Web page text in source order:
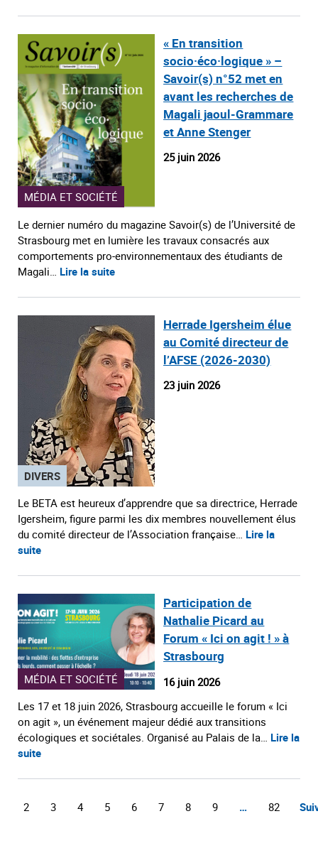
MÉDIA ET SOCIÉTÉ
« En transition
socio·éco·logique » –
Savoir(s) n°52 met en
avant les recherches de
Magali jaoul-Grammare
et Anne Stenger
25 juin 2026
Le dernier numéro du magazine Savoir(s) de l’Université de
Strasbourg met en lumière les travaux consacrés aux
comportements pro‑environnementaux des étudiants de
Magali… Lire la suite
DIVERS
Herrade Igersheim élue
au Comité directeur de
l’AFSE (2026-2030)
23 juin 2026
Le BETA est heureux d’apprendre que sa directrice, Herrade
Igersheim, figure parmi les dix membres nouvellement élus
du comité directeur de l’Association française… Lire la
suite
MÉDIA ET SOCIÉTÉ
Participation de
Nathalie Picard au
Forum « Ici on agit ! » à
Strasbourg
16 juin 2026
Les 17 et 18 juin 2026, Strasbourg accueille le forum « Ici
on agit », un événement majeur dédié aux transitions
écologiques et sociétales. Organisé au Palais de la… Lire la
suite
2 3 4 5 6 7 8 9 … 82